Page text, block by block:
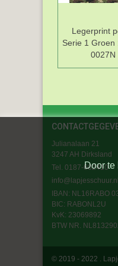
Legerprint
Serie 1 Groen
0027N
Julianalaan 21
3247 AH Dirksland
Tel. 0187-602410
info@lapjesschuur.nl
IBAN: NL16RABO
BIC: RABONL2U
KvK: 23069892
BTW NR.
Door te
© 2019 - 2022 .